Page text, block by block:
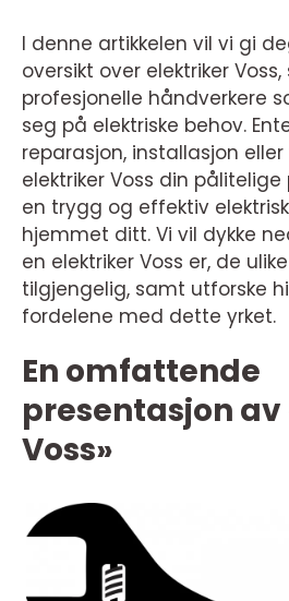
I denne artikkelen vil vi gi
oversikt over elektriker
profesjonelle håndverkere
seg på elektriske behov.
reparasjon, installasjon
elektriker Voss din
en trygg og effektiv
hjemmet ditt. Vi vil dykke
en elektriker Voss er, de
tilgjengelig, samt utforske
fordelene med dette yrket.
En omfattende
presentasjon
Voss»